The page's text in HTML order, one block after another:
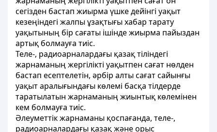
сегізден бастап жиырма үшке дейінгі уақыт
кезеңіндегі жалпы ұзақтығы хабар тарату
уақытының бір сағаты ішінде жиырма пайыздан
артық болмауға тиіс.
Теле-, радиоарналардағы қазақ тіліндегі
жарнаманың жергілікті уақытпен сағат нөлден
бастап есептелетін, әрбір алты сағат сайынғы
уақыт аралығындағы көлемі басқа тілдерде
таратылатын жарнаманың жиынтық көлемінен
кем болмауға тиіс.
Әлеуметтік жарнаманы қоспағанда, теле-,
радиоарналардағы қазақ және орыс